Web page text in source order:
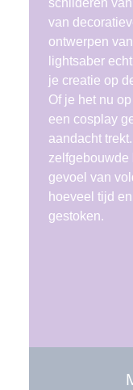
schilderen
van
ontwerpen
lightsaber
je creatie op
Of je het nu
een cosplay
aandacht
zelfgebouwde
gevoel van
hoeveel tijd
gestoken.